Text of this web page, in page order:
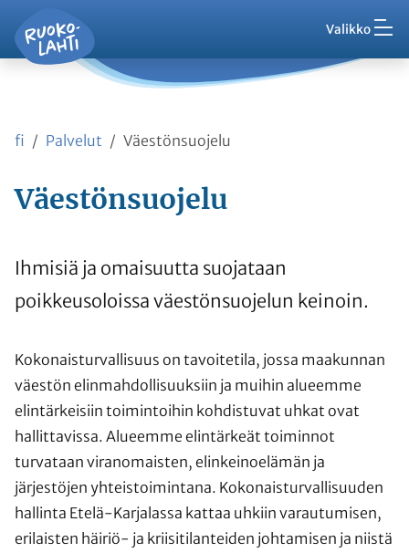
Siirry pääsisältöön Valikko
Ruokolahti - etusivu
Palaute
Asuminen ja ympäristö
Kasvatus ja koulutus
Harrasta ja viihdy
Kunta ja hallinto
Työ ja yrittäminen
fi Palvelut Väestönsuojelu
Väestönsuojelu
Ihmisiä ja omaisuutta suojataan
poikkeusoloissa väestönsuojelun keinoin.
Kokonaisturvallisuus on tavoitetila, jossa maakunnan
väestön elinmahdollisuuksiin ja muihin alueemme
elintärkeisiin toimintoihin kohdistuvat uhkat ovat
hallittavissa. Alueemme elintärkeät toiminnot
turvataan viranomaisten, elinkeinoelämän ja
järjestöjen yhteistoimintana. Kokonaisturvallisuuden
hallinta Etelä-Karjalassa kattaa uhkiin varautumisen,
erilaisten häiriö- ja kriisitilanteiden johtamisen ja niistä